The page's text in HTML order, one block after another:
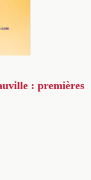
: premières